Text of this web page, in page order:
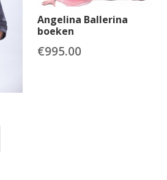
Angelina Ballerina
boeken
€995.00